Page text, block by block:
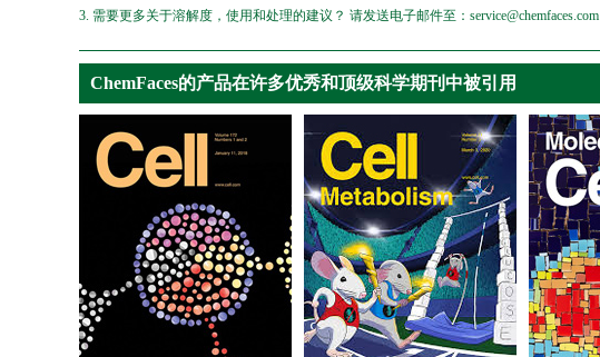
3. 需要更多关于溶解度，使用和处理的建议？ 请发送电子邮件至：service@chemfaces.com
ChemFaces的产品在许多优秀和顶级科学期刊中被引用